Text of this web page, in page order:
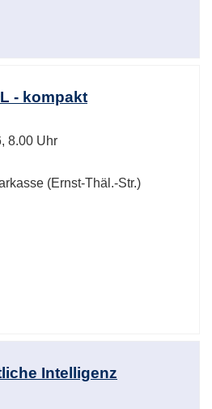
- kompakt
8.00 Uhr
(Ernst-Thäl.-Str.)
Intelligenz